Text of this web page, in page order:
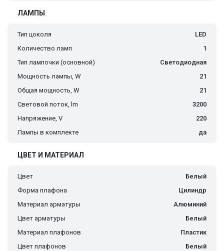
ЛАМПЫ
Тип цоколя
LED
Количество ламп
1
Тип лампочки (основной)
Светодиодная
Мощность лампы, W
21
Общая мощность, W
21
Световой поток, lm
3200
Напряжение, V
220
Лампы в комплекте
да
ЦВЕТ И МАТЕРИАЛ
Цвет
Белый
Форма плафона
Цилиндр
Материал арматуры
Алюминий
Цвет арматуры
Белый
Материал плафонов
Пластик
Цвет плафонов
Белый